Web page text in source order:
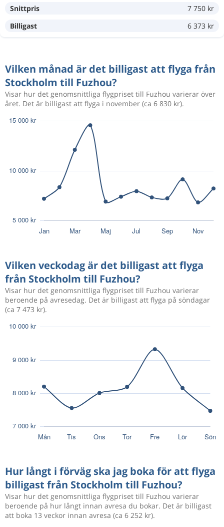
Nov 1
Nov 2 StockholmFuzhou
Nov 19 FuzhouStockholm
Nov 19 StockholmFuzhou
Stockholm
Nov 18 StockholmFuzhou
Fuzhou Stockholm
7 846 kr
Fuzhou Stockholm
7 283 kr
Sep 8 Stockholm
Sep 27 FuzhouStockholm
13 284 kr
Sep 7 StockholmFuzhou 11 092 kr
Okt 28 FuzhouStockholm
Okt 12 StockholmFuzhou
FuzhouStockholm
7 701 kr
Snittpris
7 750 kr
Billigast
6 373 kr
Vilken månad är det billigast att flyga från
Stockholm till Fuzhou?
Visar hur det genomsnittliga flygpriset till Fuzhou varierar över
året. Det är billigast att flyga i november (ca 6 830 kr).
Vilken veckodag är det billigast att flyga
från Stockholm till Fuzhou?
Visar hur det genomsnittliga flygpriset till Fuzhou varierar
beroende på avresedag. Det är billigast att flyga på söndagar
(ca 7 473 kr).
Hur långt i förväg ska jag boka för att flyga
billigast från Stockholm till Fuzhou?
Visar hur det genomsnittliga flygpriset till Fuzhou varierar
beroende på hur långt innan avresa du bokar. Det är billigast
att boka 13 veckor innan avresa (ca 6 252 kr).